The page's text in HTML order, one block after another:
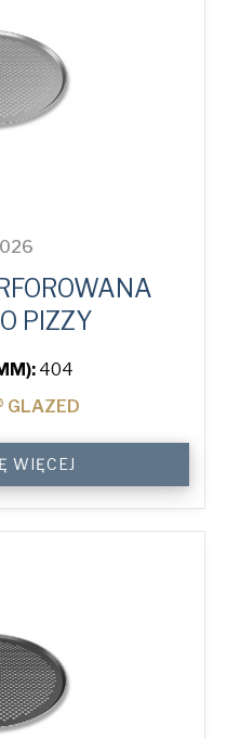
PIZZY
404
GLAZED
WIĘCEJ